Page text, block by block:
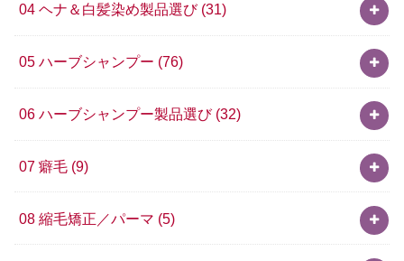
04 ヘナ＆白髪染め製品選び (31)
05 ハーブシャンプー (76)
06 ハーブシャンプー製品選び (32)
07 癖毛 (9)
08 縮毛矯正／パーマ (5)